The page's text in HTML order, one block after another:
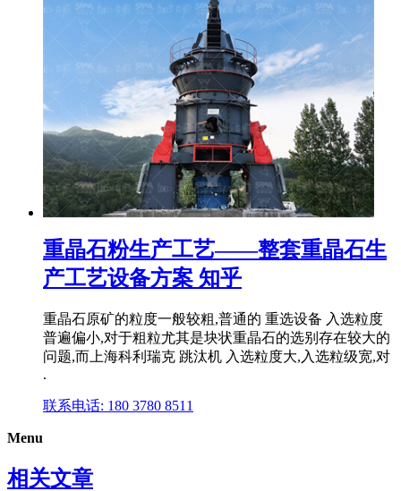
重晶石粉生产工艺——整套重晶石生
产工艺设备方案 知乎
重晶石原矿的粒度一般较粗,普通的 重选设备 入选粒度
普遍偏小,对于粗粒尤其是块状重晶石的选别存在较大的
问题,而上海科利瑞克 跳汰机 入选粒度大,入选粒级宽,对
.
联系电话: 180 3780 8511
Menu
相关文章